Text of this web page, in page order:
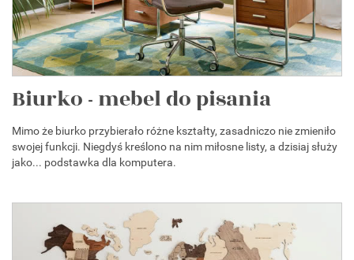
Biurko - mebel do pisania
Mimo że biurko przybierało różne kształty, zasadniczo nie zmieniło
swojej funkcji. Niegdyś kreślono na nim miłosne listy, a dzisiaj służy
jako... podstawka dla komputera.